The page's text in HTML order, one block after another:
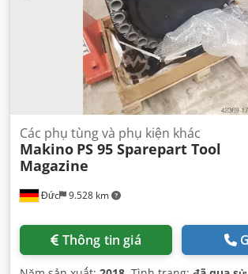
Đức 9.528 km
Các phụ tùng và phụ kiện khác
Makino PS 95 Sparepart Tool
Magazine
Thông tin giá